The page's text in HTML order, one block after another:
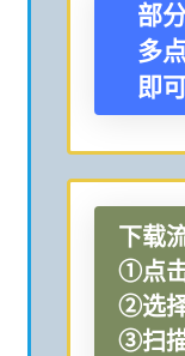
部
多
即
下载
①点
②选
③扫